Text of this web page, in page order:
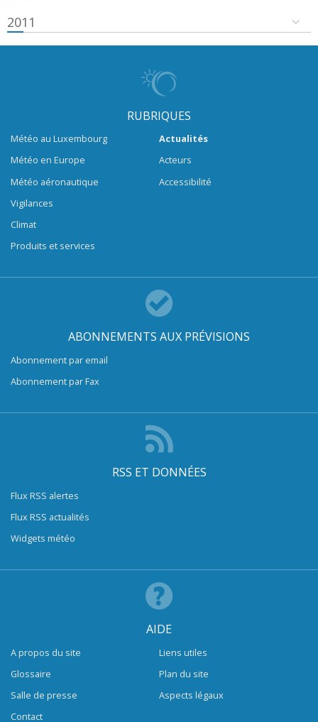
2011
RUBRIQUES
Météo au Luxembourg
Météo en Europe
Météo aéronautique
Vigilances
Climat
Produits et services
Actualités
Acteurs
Accessibilité
ABONNEMENTS AUX PRÉVISIONS
Abonnement par email
Abonnement par Fax
RSS ET DONNÉES
Flux RSS alertes
Flux RSS actualités
Widgets météo
AIDE
A propos du site
Glossaire
Salle de presse
Contact
Liens utiles
Plan du site
Aspects légaux